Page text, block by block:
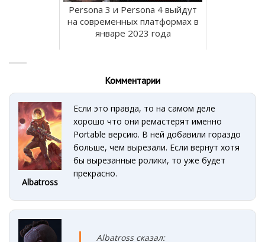
Persona 3 и Persona 4 выйдут
на современных платформах в
январе 2023 года
Комментарии
Albatross
Если это правда, то на самом деле
хорошо что они ремастерят именно
Portable версию. В ней добавили гораздо
больше, чем вырезали. Если вернут хотя
бы вырезанные ролики, то уже будет
прекрасно.
Albatross сказал: